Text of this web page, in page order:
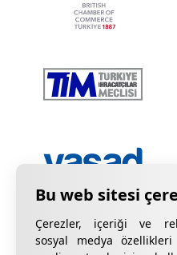
Çerezler, içeriği ve
sosyal medya